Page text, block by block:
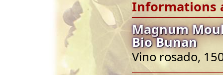
Informations
Magnum
Bio Bunan
Vino rosado,